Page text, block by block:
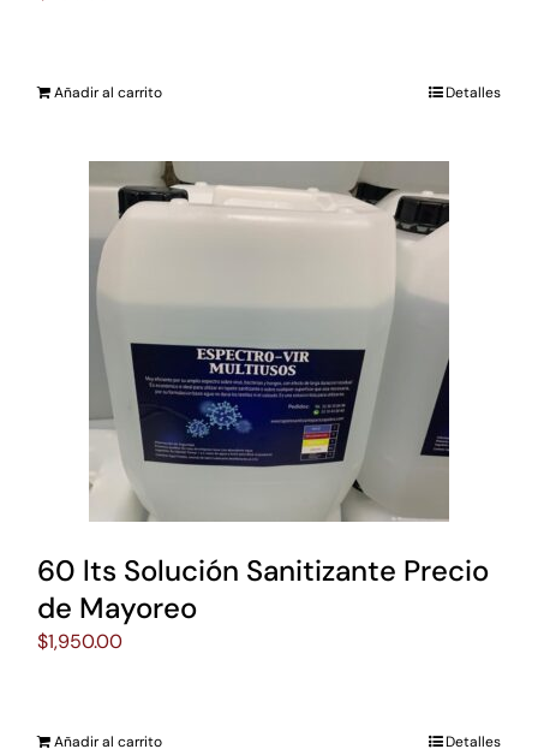
Añadir al carrito Detalles
60 lts Solución Sanitizante Precio
de Mayoreo
$1,950.00
Añadir al carrito Detalles